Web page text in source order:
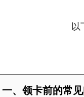
以
一、领卡前的常